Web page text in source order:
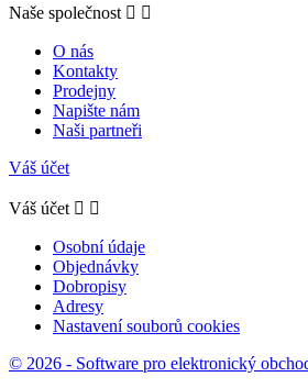
Naše společnost  
O nás
Kontakty
Prodejny
Napište nám
Naši partneři
Váš účet
Váš účet  
Osobní údaje
Objednávky
Dobropisy
Adresy
Nastavení souborů cookies
© 2026 - Software pro elektronický